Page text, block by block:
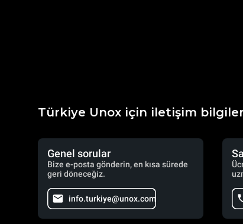
Türkiye Unox için iletişim
Genel sorular
Bize e-posta gönderin, en kısa sürede
geri döneceğiz.
info.turkiye@unox.com